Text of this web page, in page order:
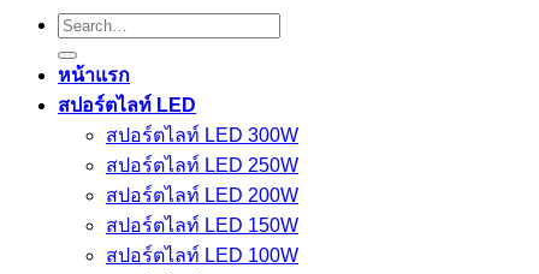
Search
for:
หน้าแรก
สปอร์ตไลท์ LED
สปอร์ตไลท์ LED 300W
สปอร์ตไลท์ LED 250W
สปอร์ตไลท์ LED 200W
สปอร์ตไลท์ LED 150W
สปอร์ตไลท์ LED 100W